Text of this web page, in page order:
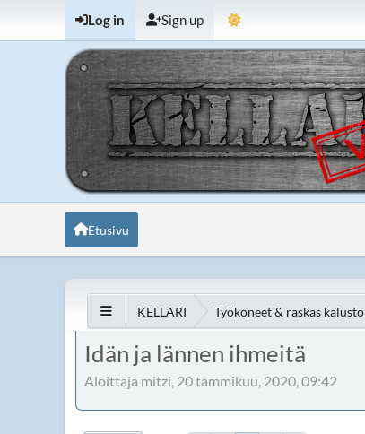
Log in Sign up
Etusivu
KELLARI Työkoneet & raskas kalusto
Idän ja lännen ihmeitä
Aloittaja mitzi, 20 tammikuu, 2020, 09:42